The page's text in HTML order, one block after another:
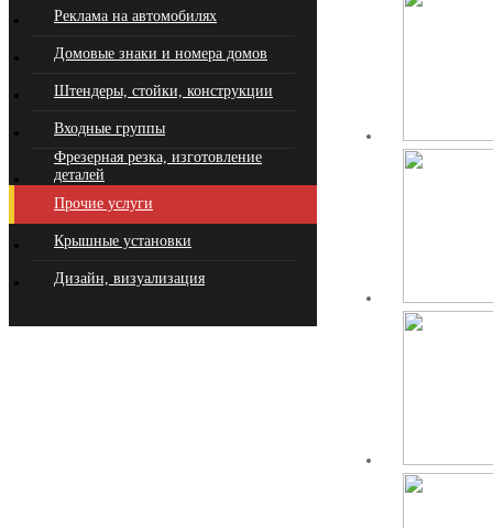
Реклама на автомобилях
Домовые знаки и номера домов
Штендеры, стойки, конструкции
Входные группы
Фрезерная резка, изготовление
деталей
Прочие услуги
Крышные установки
Дизайн, визуализация